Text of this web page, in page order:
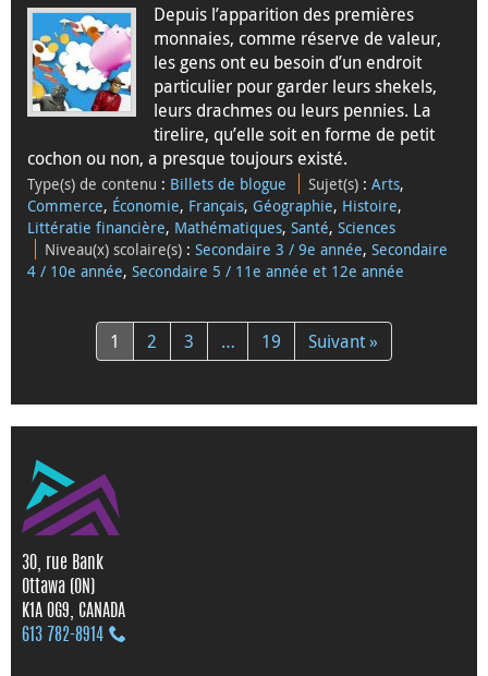
Depuis l’apparition des premières
monnaies, comme réserve de valeur,
les gens ont eu besoin d’un endroit
particulier pour garder leurs shekels,
leurs drachmes ou leurs pennies. La
tirelire, qu’elle soit en forme de petit
cochon ou non, a presque toujours existé.
Type(s) de contenu : Billets de blogue Sujet(s) :Arts,
Commerce, Économie, Français, Géographie, Histoire,
Littératie financière, Mathématiques, Santé, Sciences
Niveau(x) scolaire(s) :Secondaire 3 / 9e année,Secondaire
4 / 10e année, Secondaire 5 / 11e année et 12e année
1 2 3 … 19 Suivant »
30, rue Bank
Ottawa (ON)
K1A 0G9, CANADA
613 782‑8914